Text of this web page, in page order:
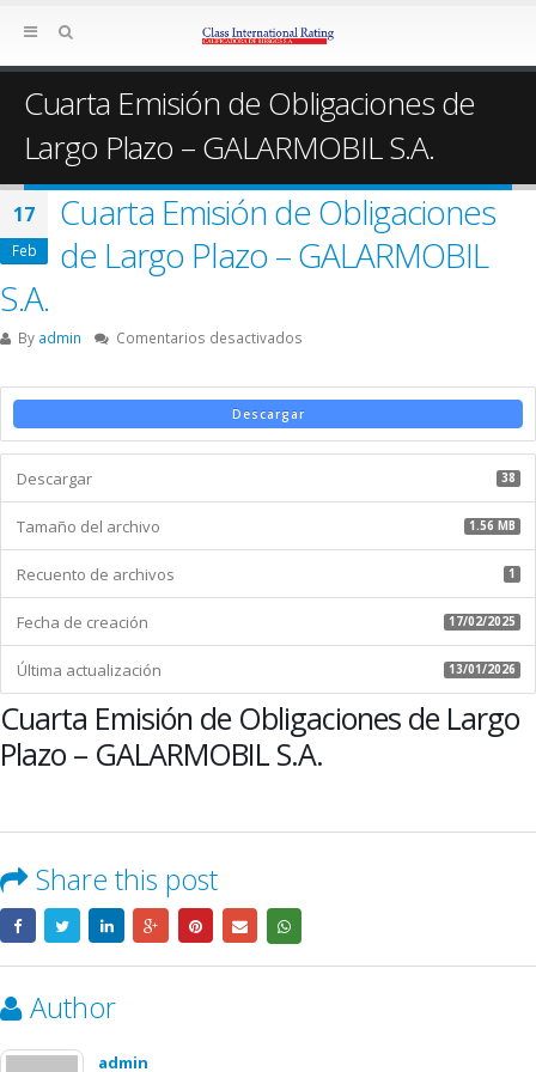
Cuarta Emisión de Obligaciones de
Largo Plazo – GALARMOBIL S.A.
17
Feb
Cuarta Emisión de Obligaciones
de Largo Plazo – GALARMOBIL
S.A.
By admin Comentarios desactivados
Emisión
de
Obligaciones
de
Plazo
GALARMOBIL
Descargar
Descargar 38
Tamaño del archivo 1.56 MB
Recuento de archivos 1
Fecha de creación 17/02/2025
Última actualización 13/01/2026
Cuarta Emisión de Obligaciones de Largo
Plazo – GALARMOBIL S.A.
Share this post
Author
admin